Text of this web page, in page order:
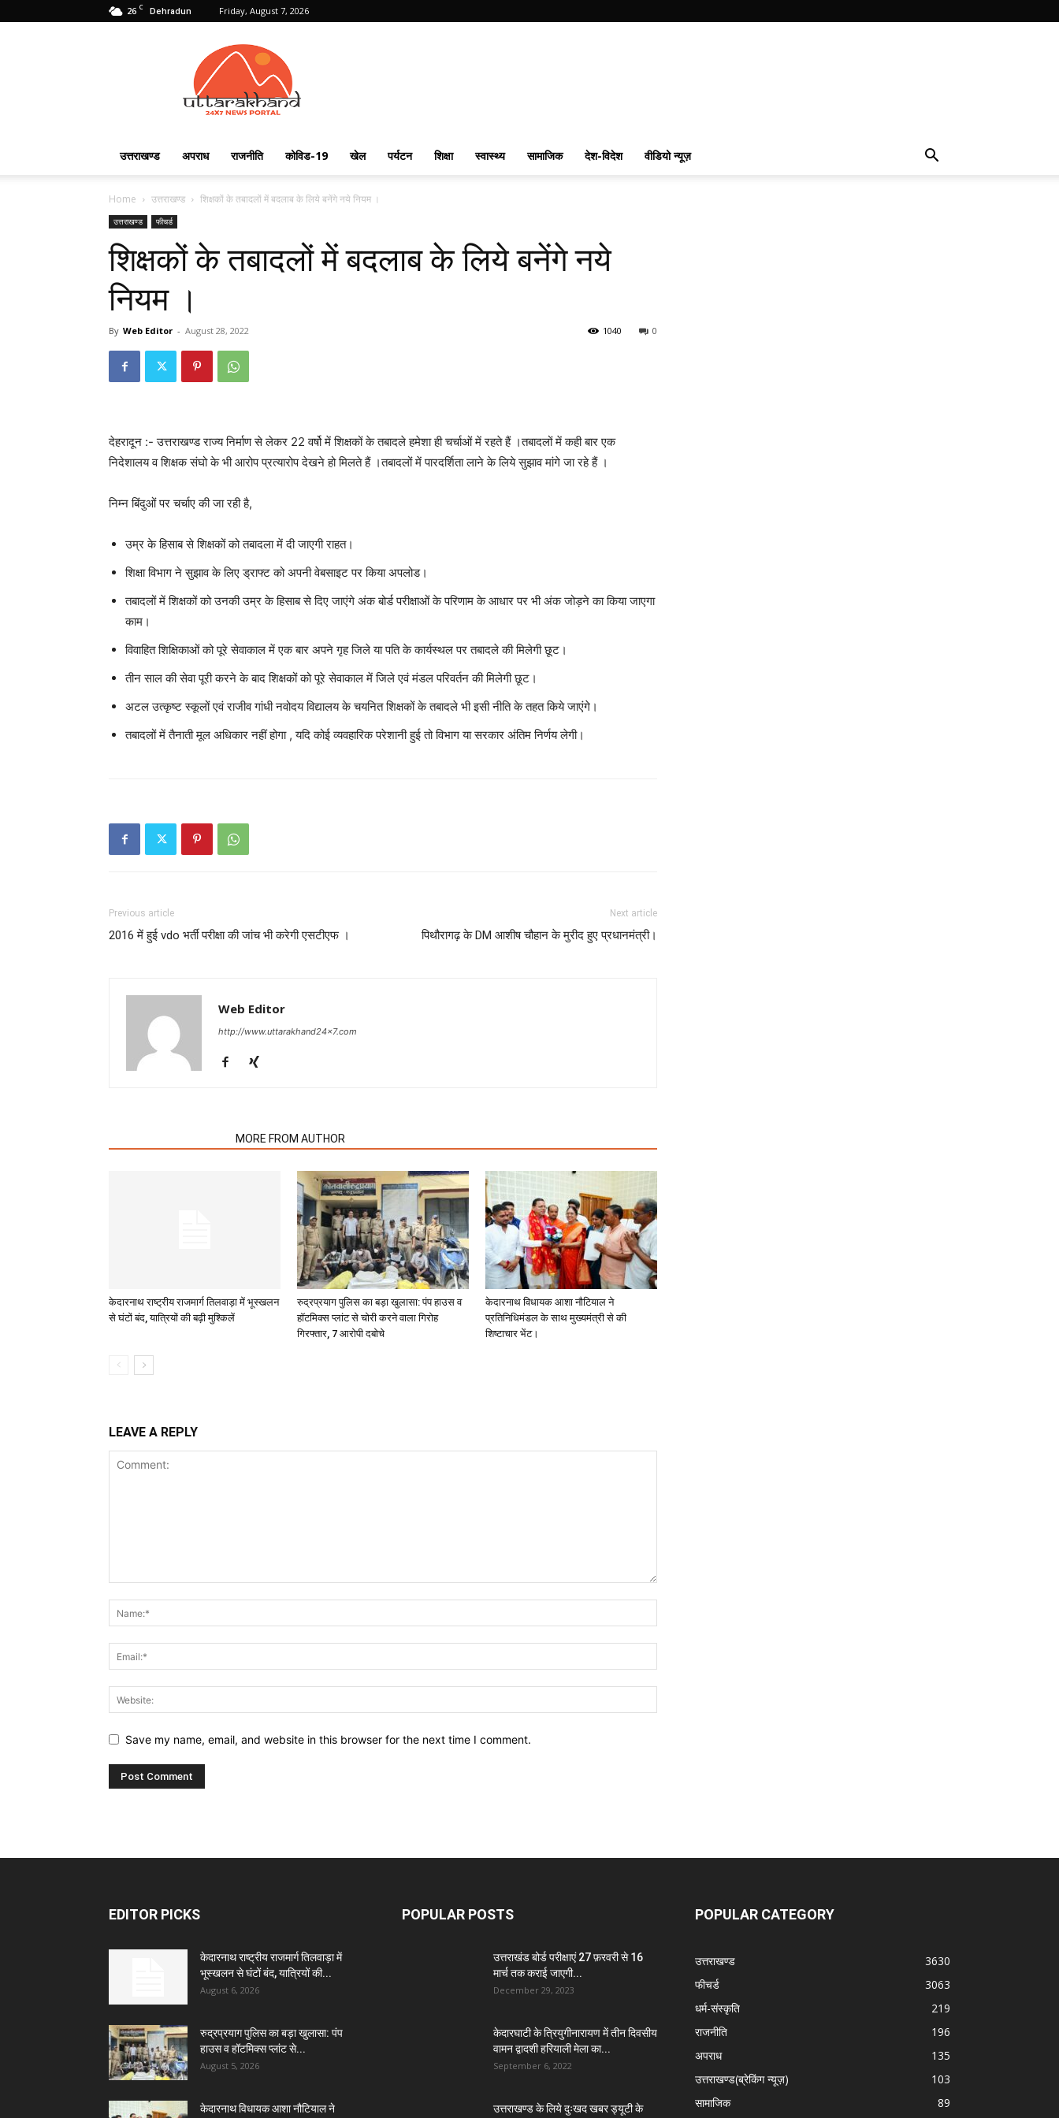
26 C Dehradun Friday, August 7, 2026
Uttarakhand
24X7
उत्तराखण्ड अपराध राजनीति कोविड-19 खेल पर्यटन शिक्षा स्वास्थ्य सामाजिक देश-विदेश वीडियो न्यूज़
Home उत्तराखण्ड शिक्षकों के तबादलों में बदलाब के लिये बनेंगे नये नियम ।
उत्तराखण्ड फीचर्ड
शिक्षकों के तबादलों में बदलाब के लिये बनेंगे नये
नियम ।
By Web Editor - August 28, 2022 0
1040
देहरादून :- उत्तराखण्ड राज्य निर्माण से लेकर 22 वर्षो में शिक्षकों के तबादले हमेशा ही चर्चाओं में रहते हैं ।तबादलों में कही बार एक
निदेशालय व शिक्षक संघो के भी आरोप प्रत्यारोप देखने हो मिलते हैं ।तबादलों में पारदर्शिता लाने के लिये सुझाव मांगे जा रहे हैं ।
निम्न बिंदुओं पर चर्चाए की जा रही है,
उम्र के हिसाब से शिक्षकों को तबादला में दी जाएगी राहत।
शिक्षा विभाग ने सुझाव के लिए ड्राफ्ट को अपनी वेबसाइट पर किया अपलोड।
तबादलों में शिक्षकों को उनकी उम्र के हिसाब से दिए जाएंगे अंक बोर्ड परीक्षाओं के परिणाम के आधार पर भी अंक जोड़ने का किया जाएगा
काम।
विवाहित शिक्षिकाओं को पूरे सेवाकाल में एक बार अपने गृह जिले या पति के कार्यस्थल पर तबादले की मिलेगी छूट।
तीन साल की सेवा पूरी करने के बाद शिक्षकों को पूरे सेवाकाल में जिले एवं मंडल परिवर्तन की मिलेगी छूट।
अटल उत्कृष्ट स्कूलों एवं राजीव गांधी नवोदय विद्यालय के चयनित शिक्षकों के तबादले भी इसी नीति के तहत किये जाएंगे।
तबादलों में तैनाती मूल अधिकार नहीं होगा , यदि कोई व्यवहारिक परेशानी हुई तो विभाग या सरकार अंतिम निर्णय लेगी।
Previous article
2016 में हुई vdo भर्ती परीक्षा की जांच भी करेगी एसटीएफ ।
Next article
पिथौरागढ़ के DM आशीष चौहान के मुरीद हुए प्रधानमंत्री।
Web Editor
http://www.uttarakhand24x7.com
MORE FROM AUTHOR
केदारनाथ राष्ट्रीय राजमार्ग तिलवाड़ा में भूस्खलन
से घंटों बंद, यात्रियों की बढ़ी मुश्किलें
रुद्रप्रयाग पुलिस का बड़ा खुलासा: पंप हाउस व
हॉटमिक्स प्लांट से चोरी करने वाला गिरोह
गिरफ्तार, 7 आरोपी दबोचे
केदारनाथ विधायक आशा नौटियाल ने
प्रतिनिधिमंडल के साथ मुख्यमंत्री से की
शिष्टाचार भेंट।
LEAVE A REPLY
Save my name, email, and website in this browser for the next time I comment.
EDITOR PICKS
केदारनाथ राष्ट्रीय राजमार्ग तिलवाड़ा में
भूस्खलन से घंटों बंद, यात्रियों की...
August 6, 2026
रुद्रप्रयाग पुलिस का बड़ा खुलासा: पंप
हाउस व हॉटमिक्स प्लांट से...
August 5, 2026
केदारनाथ विधायक आशा नौटियाल ने
POPULAR POSTS
उत्तराखंड बोर्ड परीक्षाएं 27 फ़रवरी से 16
मार्च तक कराई जाएगी...
December 29, 2023
केदारघाटी के त्रियुगीनारायण में तीन दिवसीय
वामन द्वादशी हरियाली मेला का...
September 6, 2022
उत्तराखण्ड के लिये दुःखद खबर ड्यूटी के
POPULAR CATEGORY
उत्तराखण्ड
3630
फीचर्ड
3063
धर्म-संस्कृति
219
राजनीति
196
अपराध
135
उत्तराखण्ड(ब्रेकिंग न्यूज़)
103
सामाजिक
89